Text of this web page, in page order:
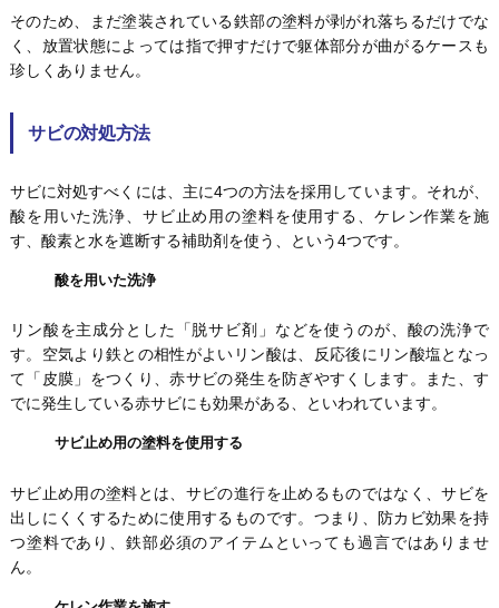
そのため、まだ塗装されている鉄部の塗料が剥がれ落ちるだけでな
く、放置状態によっては指で押すだけで躯体部分が曲がるケースも
珍しくありません。
サビの対処方法
サビに対処すべくには、主に4つの方法を採用しています。それが、
酸を用いた洗浄、サビ止め用の塗料を使用する、ケレン作業を施
す、酸素と水を遮断する補助剤を使う、という4つです。
酸を用いた洗浄
リン酸を主成分とした「脱サビ剤」などを使うのが、酸の洗浄で
す。空気より鉄との相性がよいリン酸は、反応後にリン酸塩となっ
て「皮膜」をつくり、赤サビの発生を防ぎやすくします。また、す
でに発生している赤サビにも効果がある、といわれています。
サビ止め用の塗料を使用する
サビ止め用の塗料とは、サビの進行を止めるものではなく、サビを
出しにくくするために使用するものです。つまり、防カビ効果を持
つ塗料であり、鉄部必須のアイテムといっても過言ではありませ
ん。